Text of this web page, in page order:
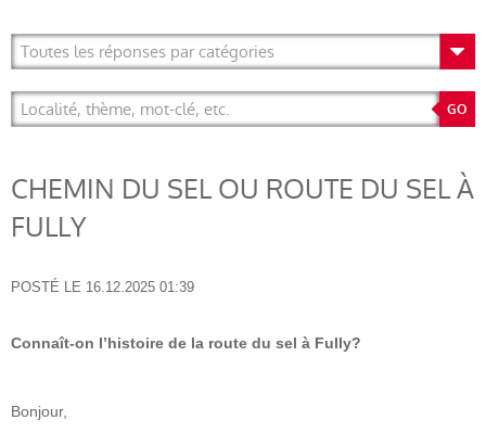
CHEMIN DU SEL OU ROUTE DU SEL À
FULLY
POSTÉ LE 16.12.2025 01:39
Connaît-on l’histoire de la route du sel à Fully?
Bonjour,